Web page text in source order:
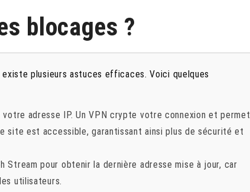
blocages ?
plusieurs astuces efficaces. Voici quelques
adresse IP. Un VPN crypte votre connexion et permet
site est accessible, garantissant ainsi plus de sécurité et
Stream pour obtenir la dernière adresse mise à jour, car
utilisateurs.